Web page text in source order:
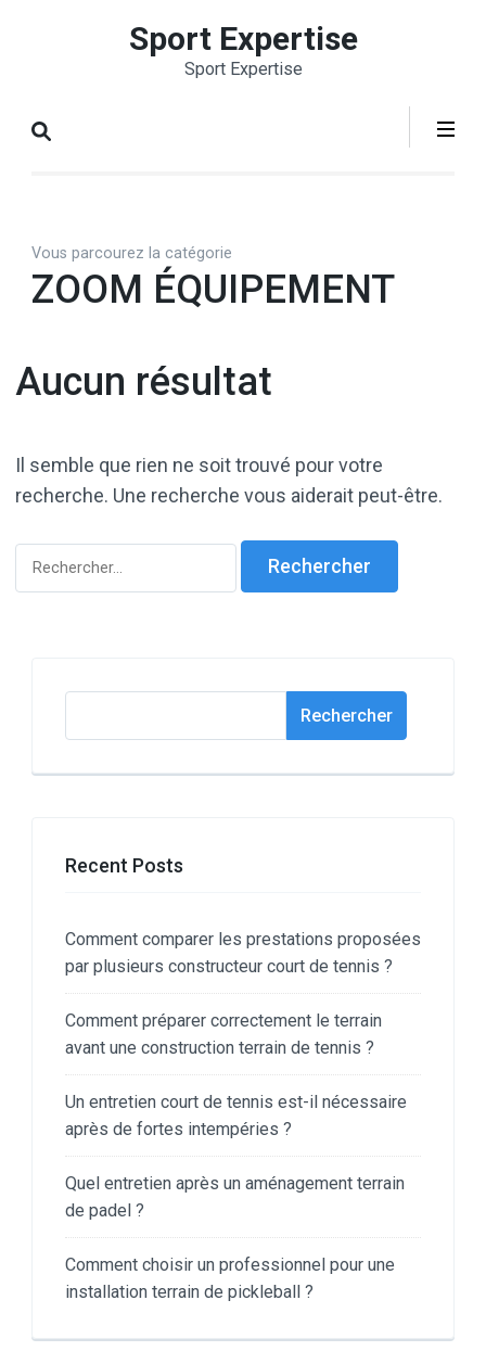
Entrée)
Sport Expertise
Sport Expertise
Vous parcourez la catégorie
ZOOM ÉQUIPEMENT
Aucun résultat
Il semble que rien ne soit trouvé pour votre
recherche. Une recherche vous aiderait peut-être.
Rechercher
Recent Posts
Comment comparer les prestations proposées
par plusieurs constructeur court de tennis ?
Comment préparer correctement le terrain
avant une construction terrain de tennis ?
Un entretien court de tennis est-il nécessaire
après de fortes intempéries ?
Quel entretien après un aménagement terrain
de padel ?
Comment choisir un professionnel pour une
installation terrain de pickleball ?